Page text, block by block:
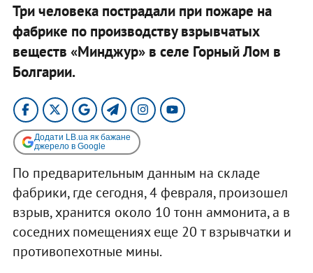
Три человека пострадали при пожаре на
фабрике по производству взрывчатых
веществ «Минджур» в селе Горный Лом в
Болгарии.
Додати LB.ua як бажане
джерело в Google
По предварительным данным на складе
фабрики, где сегодня, 4 февраля, произошел
взрыв, хранится около 10 тонн аммонита, а в
соседних помещениях еще 20 т взрывчатки и
противопехотные мины.